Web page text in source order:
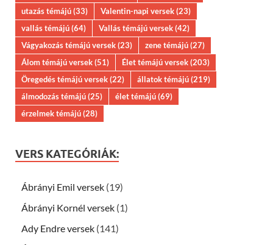
utazás témájú(33) Valentin-napi versek(23)
vallás témájú(64) Vallás témájú versek(42)
Vágyakozás témájú versek(23) zene témájú(27)
Álom témájú versek(51) Élet témájú versek(203)
Öregedés témájú versek(22) állatok témájú(219)
álmodozás témájú(25) élet témájú(69)
érzelmek témájú(28)
VERS KATEGÓRIÁK:
Ábrányi Emil versek (19)
Ábrányi Kornél versek (1)
Ady Endre versek (141)